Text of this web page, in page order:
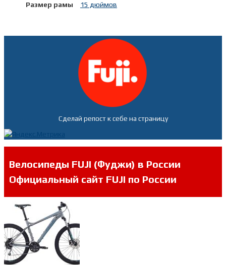
Размер рамы 15 дюймов
Сделай репост к себе на страницу
Велосипеды FUJI (Фуджи) в России
Официальный сайт FUJI по России